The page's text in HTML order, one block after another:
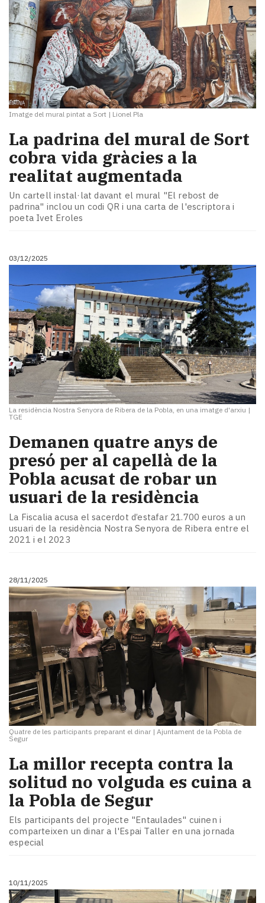
Imatge del mural pintat a Sort | Lionel Pla
La padrina del mural de Sort
cobra vida gràcies a la
realitat augmentada
Un cartell instal·lat davant el mural "El rebost de
padrina" inclou un codi QR i una carta de l'escriptora i
poeta Ivet Eroles
03/12/2025
La residència Nostra Senyora de Ribera de la Pobla, en una imatge d'arxiu |
TGE
Demanen quatre anys de
presó per al capellà de la
Pobla acusat de robar un
usuari de la residència
La Fiscalia acusa el sacerdot d’estafar 21.700 euros a un
usuari de la residència Nostra Senyora de Ribera entre el
2021 i el 2023
28/11/2025
Quatre de les participants preparant el dinar | Ajuntament de la Pobla de
Segur
La millor recepta contra la
solitud no volguda es cuina a
la Pobla de Segur
Els participants del projecte "Entaulades" cuinen i
comparteixen un dinar a l'Espai Taller en una jornada
especial
10/11/2025